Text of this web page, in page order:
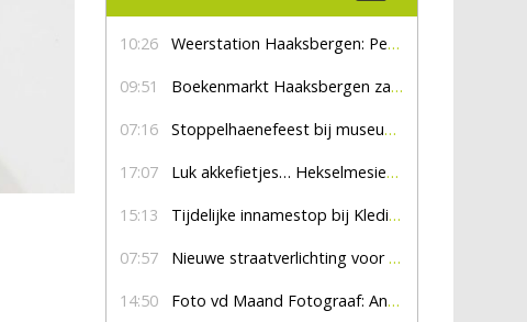
10:26 Weerstation Haaksbergen: Perioden met zon en droog
09:51 Boekenmarkt Haaksbergen zaterdag 8 augustus, marktplein Haaksbergen
07:16 Stoppelhaenefeest bij museum De Lebbenbrugge
17:07 Luk akkefietjes… HekselmesienHarry
15:13 Tijdelijke innamestop bij Kledingbank Stefania
07:57 Nieuwe straatverlichting voor De Veldmaat en De Pas
14:50 Foto vd Maand Fotograaf: Anna Jalving